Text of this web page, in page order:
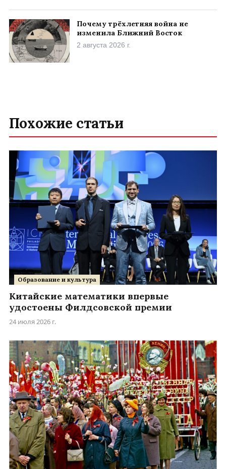
Почему трёхлетняя война не
изменила Ближний Восток
2 августа 2026 г.
Похожие статьи
Образование и культура
Китайские математики впервые
удостоены Филдсовской премии
24 июля 2026 г.